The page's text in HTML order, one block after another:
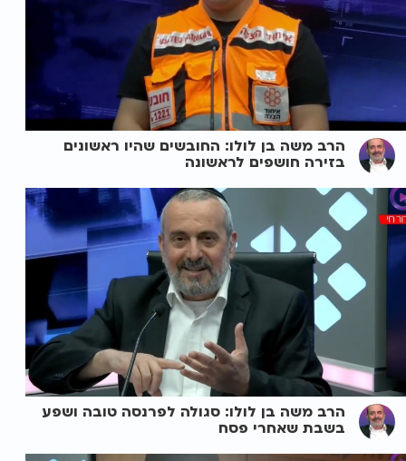
הרב משה בן לולו: החובשים שהיו ראשונים
בזירה חושפים לראשונה
הרב משה בן לולו: סגולה לפרנסה טובה ושפע
בשבת שאחרי פסח